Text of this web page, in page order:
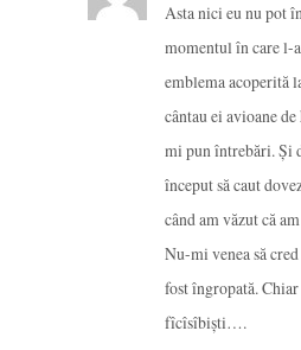
Asta nici eu nu pot
momentul în care l-
emblema acoperită
cântau ei avioane
mi pun întrebări. Și
început să caut
când am văzut că
Nu-mi venea să
fost îngropată.
fîcîsîbiști….